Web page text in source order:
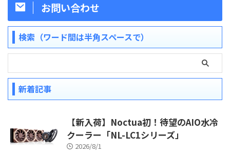
お問い合わせ
検索（ワード間は半角スペースで）
新着記事
【新入荷】Noctua初！待望のAIO水冷
クーラー「NL-LC1シリーズ」
2026/8/1